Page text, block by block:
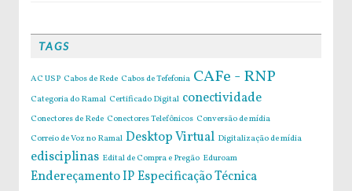
TAGS
AC USP Cabos de Rede Cabos de Tefefonia CAFe - RNP
Categoria do Ramal Certificado Digital conectividade
Conectores de Rede Conectores Telefônicos Conversão de mídia
Correio de Voz no Ramal Desktop Virtual Digitalização de mídia
edisciplinas Edital de Compra e Pregão Eduroam
Endereçamento IPEspecificação Técnica